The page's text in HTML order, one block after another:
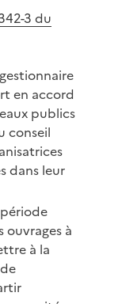
3 du
en accord
publics
conseil
dans leur
ouvrages à
à la